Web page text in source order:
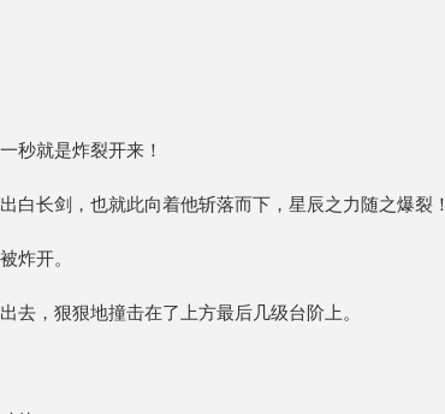
秒就是炸裂开来！
白长剑，也就此向着他斩落而下，星辰之力随之爆裂！
炸开。
去，狠狠地撞击在了上方最后几级台阶上。